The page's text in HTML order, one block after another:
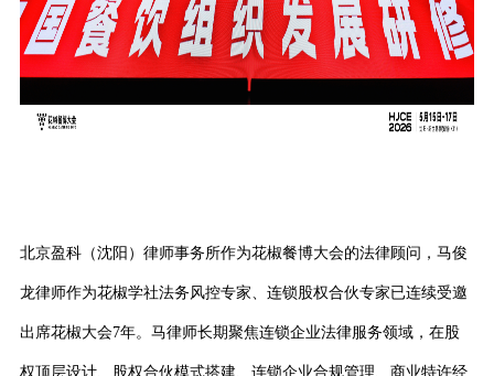
北京盈科（沈阳）律师事务所作为花椒餐博大会的法律顾问，马俊
龙律师作为花椒学社法务风控专家、连锁股权合伙专家已连续受邀
出席花椒大会7年。马律师长期聚焦连锁企业法律服务领域，在股
权顶层设计、股权合伙模式搭建、连锁企业合规管理、商业特许经